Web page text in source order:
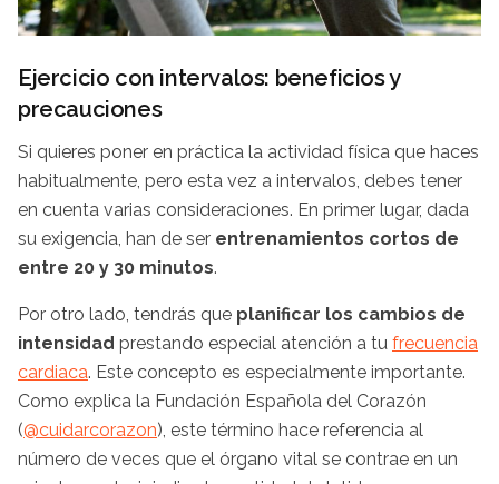
Ejercicio con intervalos: beneficios y
precauciones
Si quieres poner en práctica la actividad física que haces
habitualmente, pero esta vez a intervalos, debes tener
en cuenta varias consideraciones. En primer lugar, dada
su exigencia, han de ser entrenamientos cortos de
entre 20 y 30 minutos.
Por otro lado, tendrás que planificar los cambios de
intensidad prestando especial atención a tu frecuencia
cardiaca. Este concepto es especialmente importante.
Como explica la Fundación Española del Corazón
(@cuidarcorazon), este término hace referencia al
número de veces que el órgano vital se contrae en un